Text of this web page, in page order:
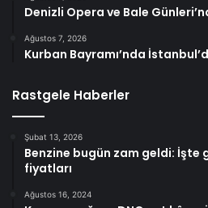
Denizli Opera ve Bale
Ağustos 7, 2026
Kurban Bayramı’nda
Rastgele Haberler
Şubat 13, 2026
Benzine bugün zam geldi: İşte
fiyatları
Ağustos 16, 2024